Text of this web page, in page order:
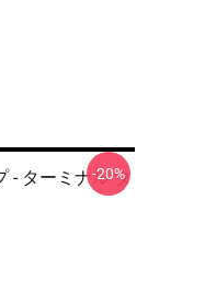
- ターミナル タ
-20%